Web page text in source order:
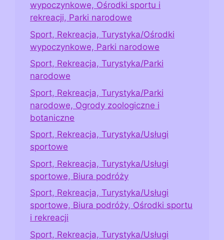
wypoczynkowe, Ośrodki sportu i
rekreacji, Parki narodowe
Sport, Rekreacja, Turystyka/Ośrodki
wypoczynkowe, Parki narodowe
Sport, Rekreacja, Turystyka/Parki
narodowe
Sport, Rekreacja, Turystyka/Parki
narodowe, Ogrody zoologiczne i
botaniczne
Sport, Rekreacja, Turystyka/Usługi
sportowe
Sport, Rekreacja, Turystyka/Usługi
sportowe, Biura podróży
Sport, Rekreacja, Turystyka/Usługi
sportowe, Biura podróży, Ośrodki sportu
i rekreacji
Sport, Rekreacja, Turystyka/Usługi